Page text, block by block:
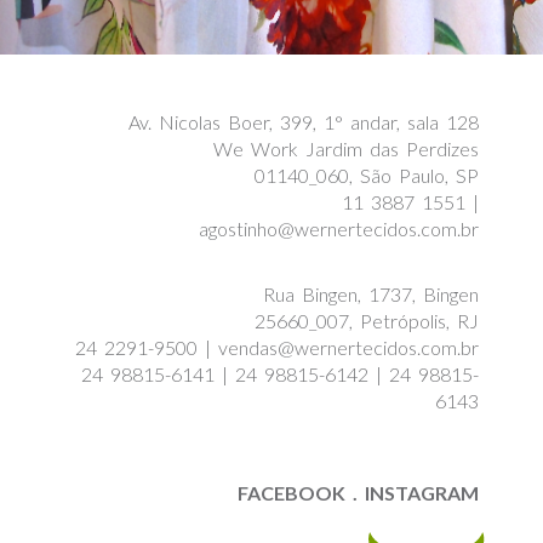
Av. Nicolas Boer, 399, 1° andar, sala 128
We Work Jardim das Perdizes
01140_060, São Paulo, SP
11 3887 1551 |
agostinho@wernertecidos.com.br
Rua Bingen, 1737, Bingen
25660_007, Petrópolis, RJ
24 2291-9500 | vendas@wernertecidos.com.br
24 98815-6141 | 24 98815-6142 | 24 98815-
6143
FACEBOOK INSTAGRAM